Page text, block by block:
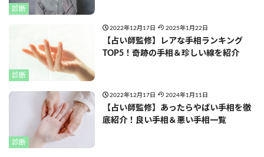
診断
診断
2022年12月17日 2025年1月22日
【占い師監修】レアな手相ランキング
TOP5！奇跡の手相＆珍しい線を紹介
診断
2022年12月17日 2024年1月11日
【占い師監修】あったらやばい手相を徹
底紹介！良い手相＆悪い手相一覧